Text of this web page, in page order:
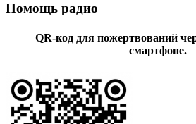
Помощь радио
QR-код для пожертвований
смартфоне.